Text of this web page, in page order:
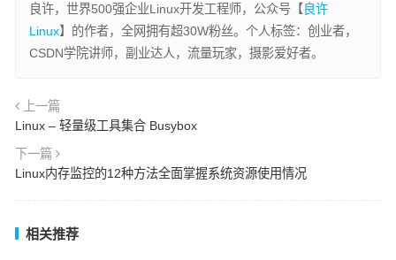
良许，世界500强企业Linux开发工程师，公众号【 良许
Linux】的作者，全网拥有超30W粉丝。个人标签：创业者，
CSDN学院讲师，副业达人，流量玩家，摄影爱好者。
上一篇
Linux – 轻量级工具集合 Busybox
下一篇
Linux内存监控的12种方法全面掌握系统资源使用情况
相关推荐